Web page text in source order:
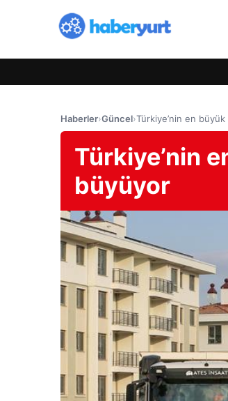
Haberler›Güncel›Türkiye’nin en
Türkiye’nin
büyüyor